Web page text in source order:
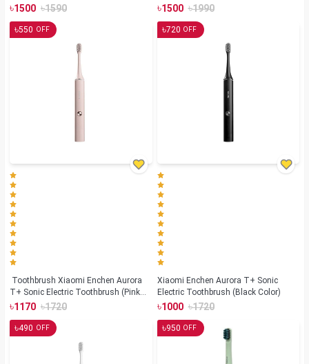
৳1500 ৳1590 ৳1500 ৳1990
৳550 OFF
Toothbrush Xiaomi Enchen Aurora
T+ Sonic Electric Toothbrush (Pink
Color)
৳1170 ৳1720
৳720 OFF
Xiaomi Enchen Aurora T+ Sonic
Electric Toothbrush (Black Color)
৳1000 ৳1720
৳490 OFF ৳950 OFF